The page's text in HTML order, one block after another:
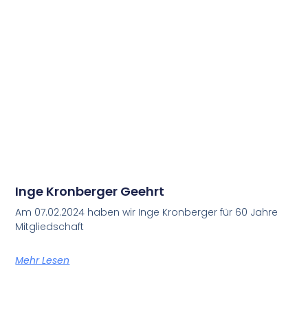
Inge Kronberger Geehrt
Am 07.02.2024 haben wir Inge Kronberger für 60 Jahre
Mitgliedschaft
Mehr Lesen